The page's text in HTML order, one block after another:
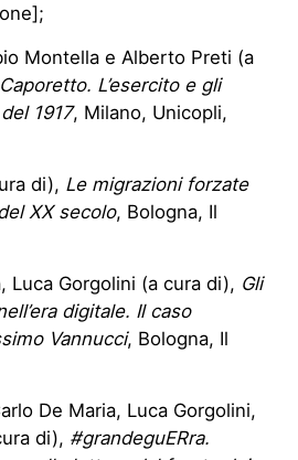
Montella e Alberto Preti (a
L’esercito e gli
1917, Milano, Unicopli,
di), Le migrazioni forzate
XX secolo, Bologna, Il
Luca Gorgolini (a cura di), Gli
digitale. Il caso
Vannucci, Bologna, Il
De Maria, Luca Gorgolini,
di), #grandeguERra.